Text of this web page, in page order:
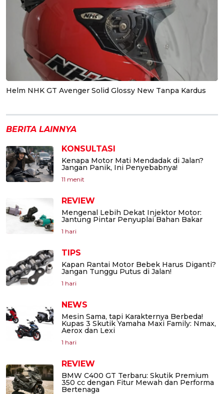
Helm NHK GT Avenger Solid Glossy New Tanpa Kardus
BERITA LAINNYA
KONSULTASI
Kenapa Motor Mati Mendadak di Jalan?
Jangan Panik, Ini Penyebabnya!
11 menit
REVIEW
Mengenal Lebih Dekat Injektor Motor:
Jantung Pintar Penyuplai Bahan Bakar
1 hari
TIPS
Kapan Rantai Motor Bebek Harus Diganti?
Jangan Tunggu Putus di Jalan!
1 hari
NEWS
Mesin Sama, tapi Karakternya Berbeda!
Kupas 3 Skutik Yamaha Maxi Family: Nmax,
Aerox dan Lexi
1 hari
REVIEW
BMW C400 GT Terbaru: Skutik Premium
350 cc dengan Fitur Mewah dan Performa
Bertenaga